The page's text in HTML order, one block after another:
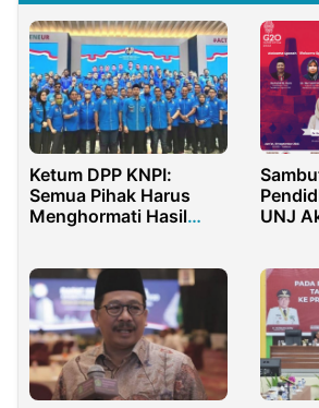
Ketum DPP KNPI:
Semua Pihak Harus
Menghormati Hasil
UNJ